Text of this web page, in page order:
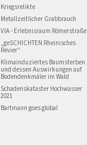
Kriegsrelikte
Metallzeitlicher Grabbrauch
VIA - Erlebnisraum Römerstraße
„geSCHICHTEN Rheinisches
Revier“
Klimainduziertes Baumsterben
und dessen Auswirkungen auf
Bodendenkmäler im Wald
Schadenskataster Hochwasser
2021
Bartmann goes global